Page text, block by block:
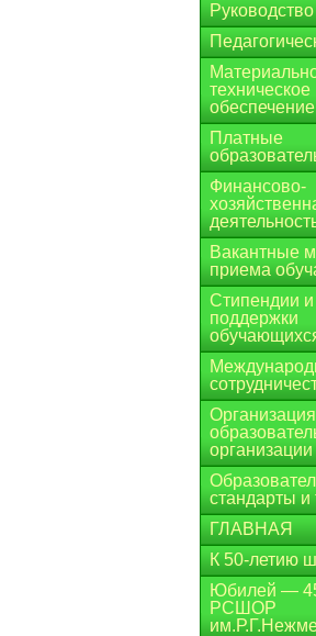
Руководство
техническое
обеспечение
Платные
Финансово-
Вакантные
приема
Стипендии
поддержки
организации
стандарты и
ГЛАВНАЯ
К 50-летию
Юбилей —
РСШОР